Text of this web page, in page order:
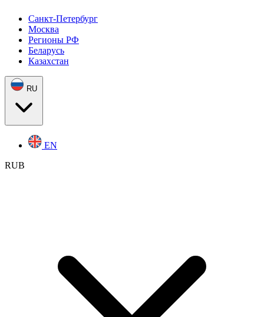
Санкт-Петербург
Москва
Регионы РФ
Беларусь
Казахстан
RU
EN
RUB